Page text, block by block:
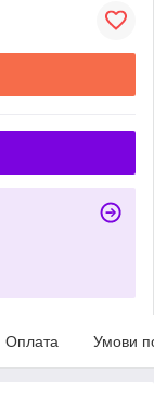
Оплата Умови